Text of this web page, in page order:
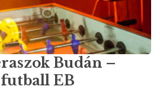
Budán –
EB